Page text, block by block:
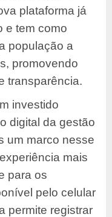
plataforma já
e tem como
população a
promovendo
transparência.
investido
digital da gestão
um marco nesse
mais
para os
pelo celular
permite registrar